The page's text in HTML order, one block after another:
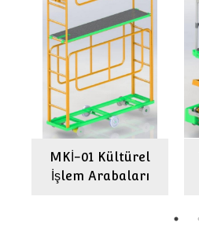
MKİ-01 Kültürel
İşlem Arabaları